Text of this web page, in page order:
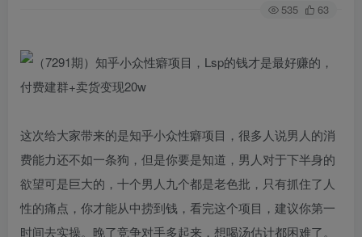
535 63
这次给大家带来的是知乎小众性癖项目，很多人说男人的消
费能力还不如一条狗，但是你要是知道，男人对于下半身的
欲望可是巨大的，十个男人九个都是老色批，只有抓住了人
性的痛点，你才能从中捞到钱，看完这个项目，建议你第一
时间去实操。晚了竞争对手多起来，想喝汤估计都困难了。